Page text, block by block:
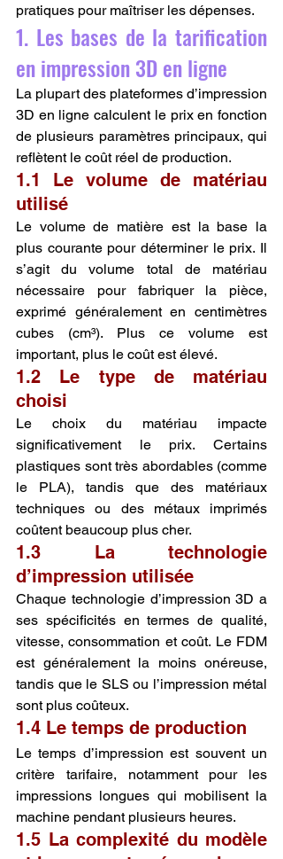
pratiques pour maîtriser les dépenses.
1. Les bases de la tarification
en impression 3D en ligne
La plupart des plateformes d’impression
3D en ligne calculent le prix en fonction
de plusieurs paramètres principaux, qui
reflètent le coût réel de production.
1.1 Le volume de matériau
utilisé
Le volume de matière est la base la
plus courante pour déterminer le prix. Il
s’agit du volume total de matériau
nécessaire pour fabriquer la pièce,
exprimé généralement en centimètres
cubes (cm³). Plus ce volume est
important, plus le coût est élevé.
1.2 Le type de matériau
choisi
Le choix du matériau impacte
significativement le prix. Certains
plastiques sont très abordables (comme
le PLA), tandis que des matériaux
techniques ou des métaux imprimés
coûtent beaucoup plus cher.
1.3 La technologie
d’impression utilisée
Chaque technologie d’impression 3D a
ses spécificités en termes de qualité,
vitesse, consommation et coût. Le FDM
est généralement la moins onéreuse,
tandis que le SLS ou l’impression métal
sont plus coûteux.
1.4 Le temps de production
Le temps d’impression est souvent un
critère tarifaire, notamment pour les
impressions longues qui mobilisent la
machine pendant plusieurs heures.
1.5 La complexité du modèle